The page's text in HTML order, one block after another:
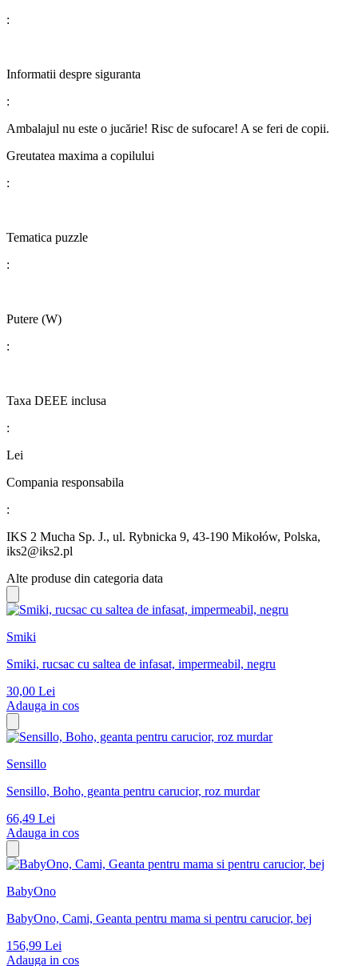
:
​​​​​​​​​​​​​​Informatii despre siguranta
:
Ambalajul nu este o jucărie! Risc de sufocare! A se feri de copii.
Greutatea maxima a copilului
:
​​​​​​​​​​​​​​Tematica puzzle
:
Putere (W)
:
Taxa DEEE inclusa
:
Lei
Compania responsabila
:
IKS 2 Mucha Sp. J., ul. Rybnicka 9, 43-190 Mikołów, Polska,
iks2@iks2.pl​​​​​​​
Alte produse din categoria data
Smiki
Smiki, rucsac cu saltea de infasat, impermeabil, negru
30,00 Lei
Adauga in cos
Sensillo
Sensillo, Boho, geanta pentru carucior, roz murdar
66,49 Lei
Adauga in cos
BabyOno
BabyOno, Cami, Geanta pentru mama si pentru carucior, bej
156,99 Lei
Adauga in cos